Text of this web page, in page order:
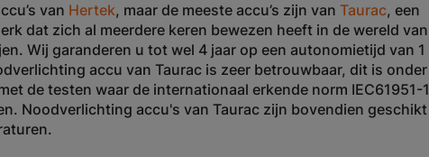
van Hertek, maar de meeste accu’s zijn van Taurac, een
dat zich al meerdere keren bewezen heeft in de wereld van
Wij garanderen u tot wel 4 jaar op een autonomietijd van 1
accu van Taurac is zeer betrouwbaar, dit is onder
de testen waar de internationaal erkende norm IEC61951-1
Noodverlichting accu's van Taurac zijn bovendien geschikt